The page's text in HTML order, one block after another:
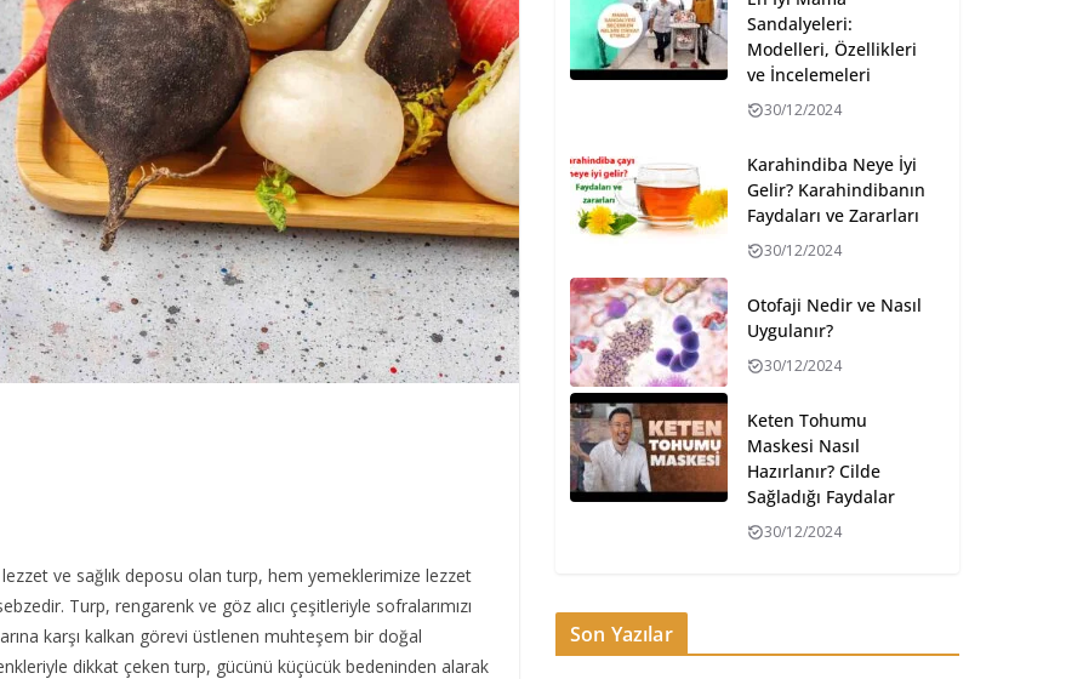
ve sağlık deposu olan turp, hem yemeklerimize lezzet
Turp, rengarenk ve göz alıcı çeşitleriyle sofralarımızı
karşı kalkan görevi üstlenen muhteşem bir doğal
dikkat çeken turp, gücünü küçücük bedeninden alarak
Sandalyeleri:
Modelleri, Özellikleri
ve İncelemeleri
30/12/2024
Karahindiba Neye İyi
Gelir? Karahindibanın
Faydaları ve Zararları
30/12/2024
Otofaji Nedir ve Nasıl
Uygulanır?
30/12/2024
Keten Tohumu
Maskesi Nasıl
Hazırlanır? Cilde
Sağladığı Faydalar
30/12/2024
Son Yazılar